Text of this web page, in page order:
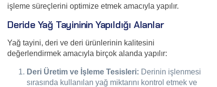
işleme süreçlerini optimize etmek amacıyla yapılır.
Deride Yağ Tayininin Yapıldığı Alanlar
Yağ tayini, deri ve deri ürünlerinin kalitesini
değerlendirmek amacıyla birçok alanda yapılır:
Deri Üretim ve İşleme Tesisleri: Derinin işlenmesi
sırasında kullanılan yağ miktarını kontrol etmek ve